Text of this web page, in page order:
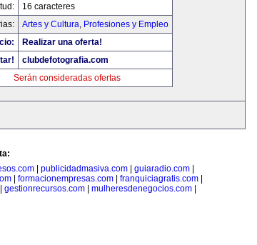
16 caracteres
Artes y Cultura, Profesiones y Empleo
Realizar una oferta!
clubdefotografia.com
Serán consideradas ofertas
publicidadmasiva.com guiaradio.com
formacionempresas.com franquiciagratis.com
gestionrecursos.com| mulheresdenegocios.com|